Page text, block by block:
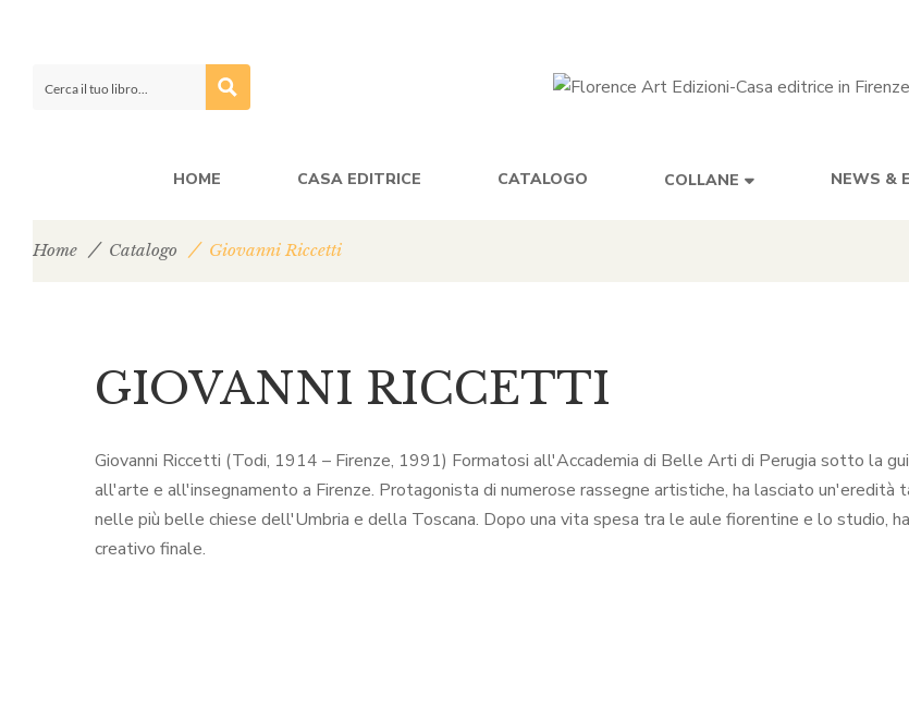
HOME CASA EDITRICE CATALOGO COLLANE NEWS &
Home Catalogo Giovanni Riccetti
GIOVANNI RICCETTI
Giovanni Riccetti (Todi, 1914 – Firenze, 1991) Formatosi all'Accademia di Belle Arti di Perugia sotto la
all'arte e all'insegnamento a Firenze. Protagonista di numerose rassegne artistiche, ha lasciato
nelle più belle chiese dell'Umbria e della Toscana. Dopo una vita spesa tra le aule fiorentine e lo studio,
creativo finale.